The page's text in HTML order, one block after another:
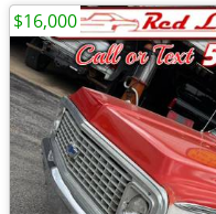
$16,000